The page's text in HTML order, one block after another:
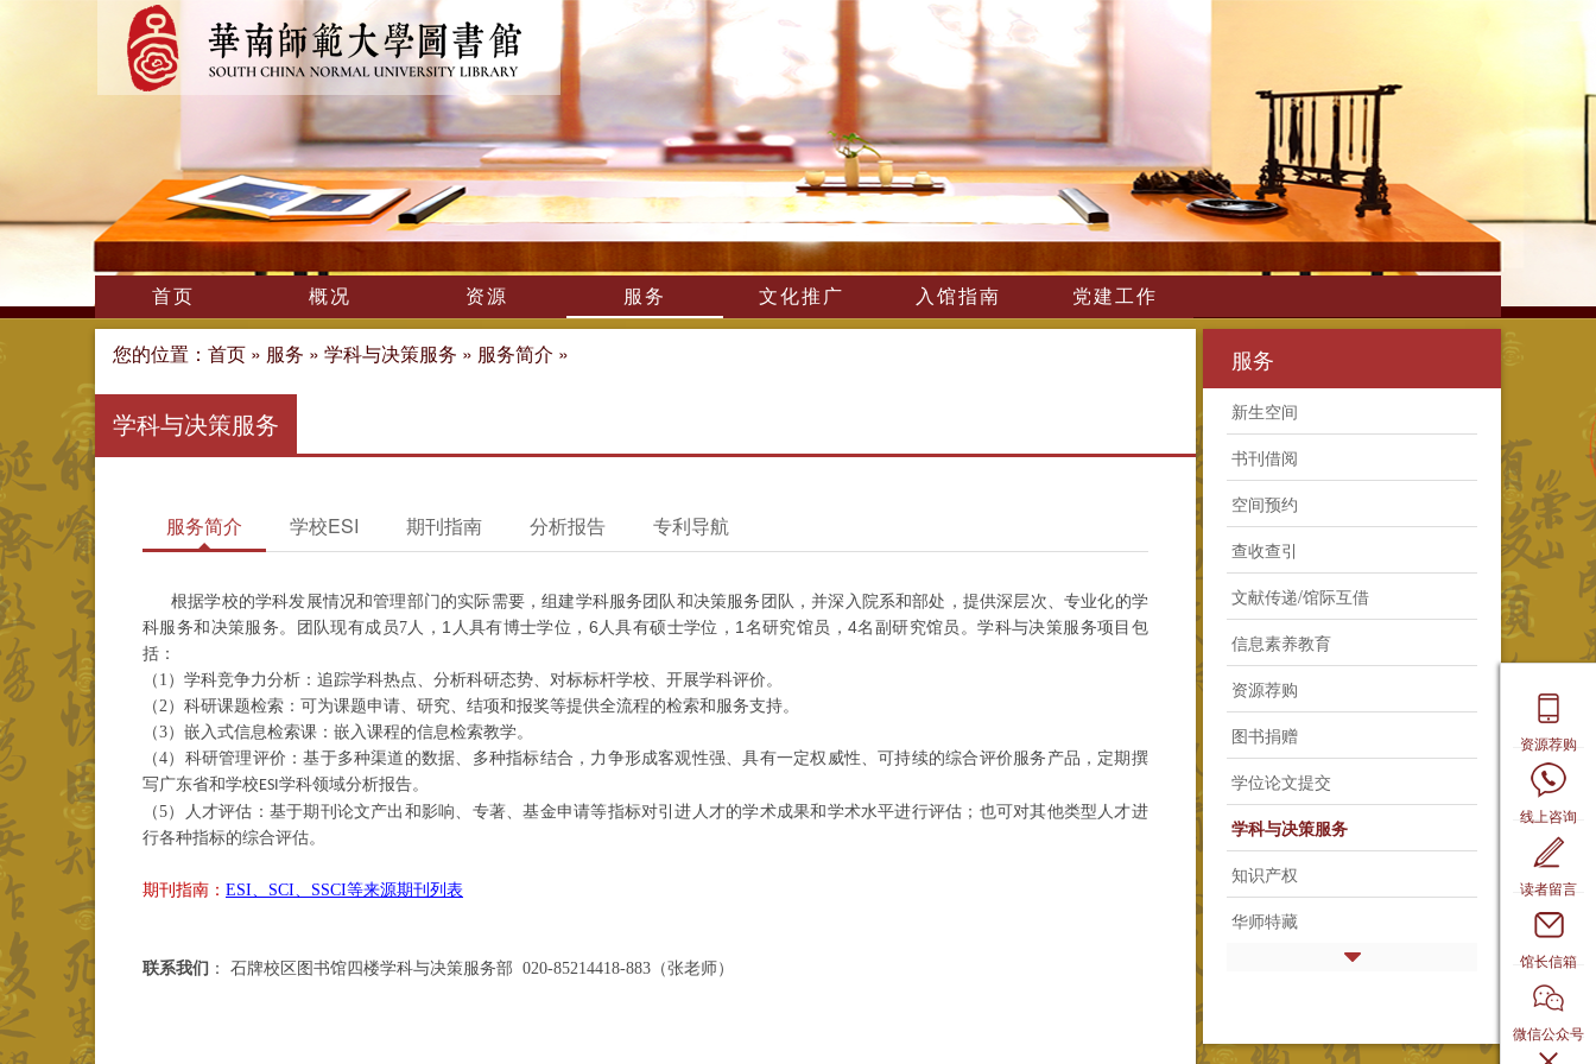
首页 概况 资源 服务 文化推广 入馆指南 党建工作
您的位置： 首页 » 服务 » 学科与决策服务 » 服务简介 »
学科与决策服务
服务简介 学校ESI 期刊指南 分析报告 专利导航
根据学校的学科发展情况和管理部门的实际需要，组建学科服务团队和决策服务团队，并深入院系和部处，提供深层次、专业化的学
科服务和决策服务。团队现有成员7人， 1 人具有博士学位， 6 人具有硕士学位， 1 名研究馆员，4名副研究馆员。学科与决策服务项目包
括：
（ 1 ）学科竞争力分析： 追踪学科热点、分析科研态势、对标标杆学校、开展学科评价。
（2）科研课题检索： 可为课题申请、研究、结项和报奖等提供全流程的检索和服务支持。
（3）嵌入式信息检索课：嵌入课程的信息检索教学。
（4）科研管理评价：基于多种渠道的数据、多种指标结合，力争形成客观性强、具有一定权威性、可持续的综合评价服务产品，定期撰
写广东省和学校ESI学科领域分析报告。
（5）人才评估：基于期刊论文产出和影响、专著、基金申请等指标对引进人才的学术成果和学术水平进行评估；也可对其他类型人才进
行各种指标的综合评估。
期刊指南： ESI、SCI、SSCI等来源期刊列表
联系我们 ： 石牌校区图书馆四楼学科与决策服务部 020-85214418-883（张老师）
服务
新生空间
书刊借阅
空间预约
查收查引
文献传递/馆际互借
信息素养教育
资源荐购
图书捐赠
学位论文提交
学科与决策服务
知识产权
华师特藏
资源荐购
线上咨询
读者留言
馆长信箱
微信公众号